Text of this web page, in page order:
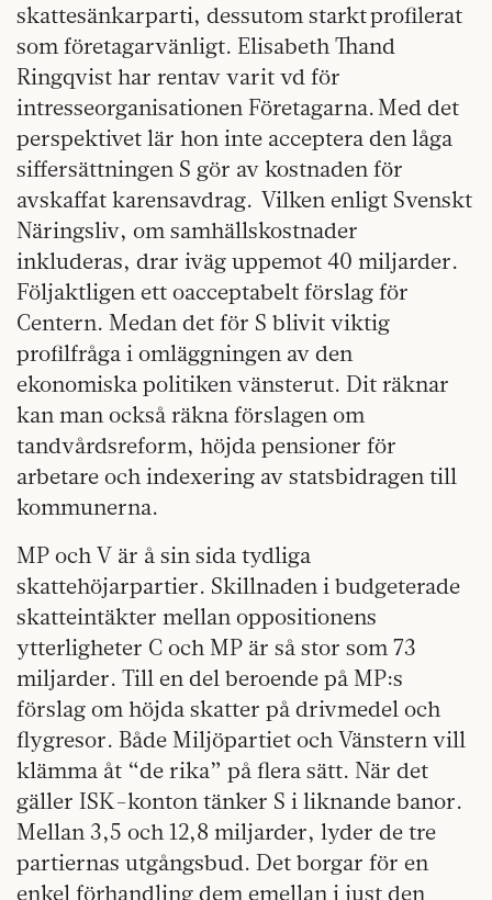
skattesänkarparti, dessutom starkt profilerat
som företagarvänligt. Elisabeth Thand
Ringqvist har rentav varit vd för
intresseorganisationen Företagarna. Med det
perspektivet lär hon inte acceptera den låga
siffersättningen S gör av kostnaden för
avskaffat karensavdrag. Vilken enligt Svenskt
Näringsliv, om samhällskostnader
inkluderas, drar iväg uppemot 40 miljarder.
Följaktligen ett oacceptabelt förslag för
Centern. Medan det för S blivit viktig
profilfråga i omläggningen av den
ekonomiska politiken vänsterut. Dit räknar
kan man också räkna förslagen om
tandvårdsreform, höjda pensioner för
arbetare och indexering av statsbidragen till
kommunerna.
MP och V är å sin sida tydliga
skattehöjarpartier. Skillnaden i budgeterade
skatteintäkter mellan oppositionens
ytterligheter C och MP är så stor som 73
miljarder. Till en del beroende på MP:s
förslag om höjda skatter på drivmedel och
flygresor. Både Miljöpartiet och Vänstern vill
klämma åt “de rika” på flera sätt. När det
gäller ISK-konton tänker S i liknande banor.
Mellan 3,5 och 12,8 miljarder, lyder de tre
partiernas utgångsbud. Det borgar för en
enkel förhandling dem emellan i just den